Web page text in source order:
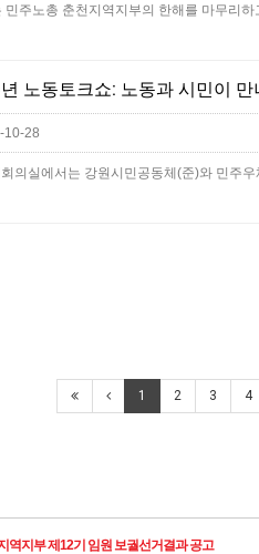
주노총 춘천지역지부의 한해를 마무리
노동토크쇼: 노동과 시민이 만
10-28
의실에서는 강원시민공동체(준)와 민주
1 2 3 4
역지부 제12기 임원 보궐선거결과 공고